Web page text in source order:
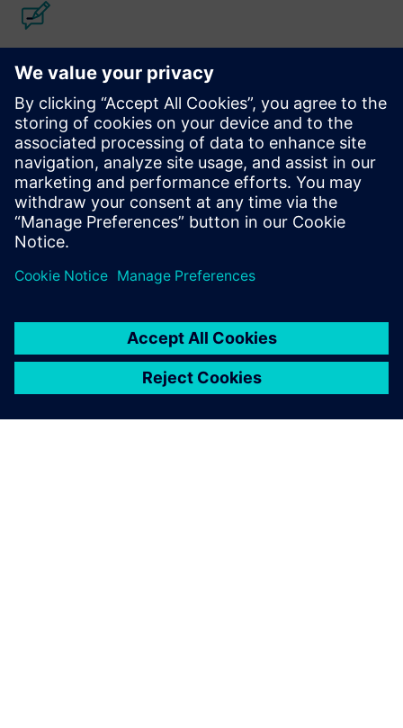
A Calibre eszközcsomag pontos, hatékony, átfogó IC-
ellenőrzést és optimalizálást biztosít minden
folyamatcsomópontban és tervezési stílusban, miközben
minimálisra csökkenti az erőforrás-felhasználást és a
felbontási ütemterveket.
Tanuljon szakértőktől